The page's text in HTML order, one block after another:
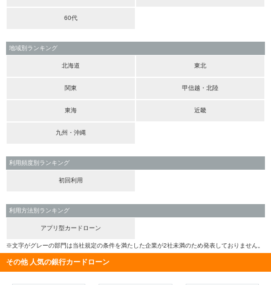
60代
地域別ランキング
北海道 東北
関東 甲信越・北陸
東海 近畿
九州・沖縄
利用頻度別ランキング
初回利用
利用方法別ランキング
アプリ型カードローン
※文字がグレーの部門は当社規定の条件を満たした企業が2社未満のため発表しておりません。
その他 人気の銀行カードローン